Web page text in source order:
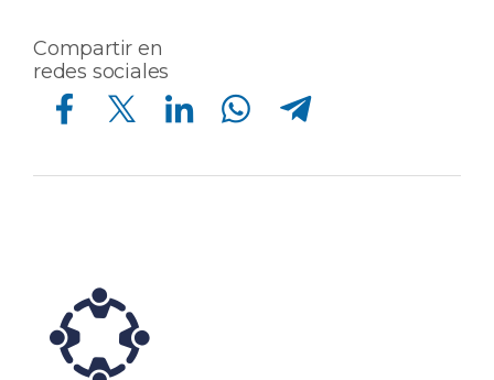
Compartir en
redes sociales
Compartir en Facebook Compartir en Twitter Compartir en Linkedin Compartir en Whatsapp Compartir en Telegram